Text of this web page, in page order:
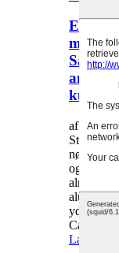
En
af admin
og
Ca...
Læs mere